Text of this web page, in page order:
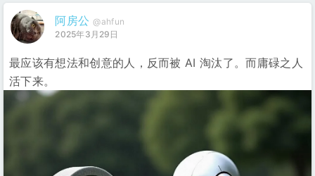
阿房公 @ahfun
2025年3月29日
最应该有想法和创意的人，反而被 AI 淘汰了。而庸碌之人
活下来。